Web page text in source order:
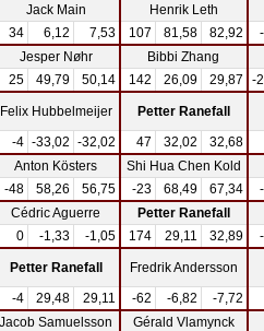
Jack Main
Henrik Leth
34 6,12 7,53 107 81,58 82,92
Jesper Nøhr
Bibbi Zhang
25 49,79 50,14 142 26,09 29,87 -
Felix Hubbelmeijer
Petter Ranefall
-4 -33,02 -32,02 47 32,02 32,68
Anton Kösters
Shi Hua Chen Kold
-48 58,26 56,75 -23 68,49 67,34
Cédric Aguerre
Petter Ranefall
0 -1,33 -1,05 174 29,11 32,89
Petter Ranefall
Fredrik Andersson
-4 29,48 29,11 -62 -6,82 -7,72
Jacob Samuelsson
Gérald Vlamynck